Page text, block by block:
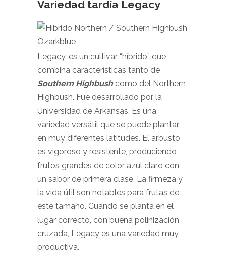
Variedad tardía Legacy
Legacy, es un cultivar “híbrido” que
combina características tanto de
Southern Highbushcomo del Northern
Highbush. Fue desarrollado por la
Universidad de Arkansas. Es una
variedad versátil que se puede plantar
en muy diferentes latitudes. El arbusto
es vigoroso y resistente, produciendo
frutos grandes de color azul claro con
un sabor de primera clase. La firmeza y
la vida útil son notables para frutas de
este tamaño. Cuando se planta en el
lugar correcto, con buena polinización
cruzada, Legacy es una variedad muy
productiva.